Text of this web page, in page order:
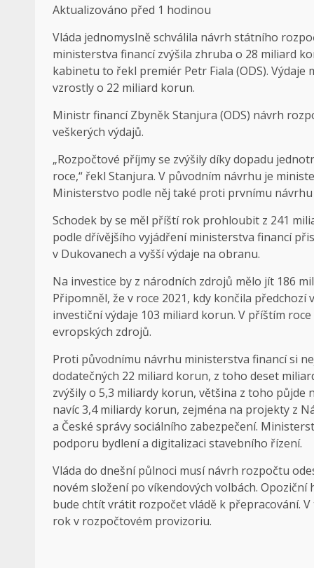
Aktualizováno před 1 hodinou
Vláda jednomyslně schválila návrh státního
ministerstva financí zvýšila zhruba o 28 miliard
kabinetu to řekl premiér Petr Fiala (ODS).
vzrostly o 22 miliard korun.
Ministr financí Zbyněk Stanjura (ODS) návrh
veškerých výdajů.
„Rozpočtové příjmy se zvýšily díky dopadu
roce,“ řekl Stanjura. V původním návrhu je
Ministerstvo podle něj také proti prvnímu
Schodek by se měl příští rok prohloubit z 241
podle dřívějšího vyjádření ministerstva financí
v Dukovanech a vyšší výdaje na obranu.
Na investice by z národních zdrojů mělo jít 186
Připomněl, že v roce 2021, kdy končila
investiční výdaje 103 miliard korun. V příštím
evropských zdrojů.
Proti původnímu návrhu ministerstva financí si
dodatečných 22 miliard korun, z toho deset
zvýšily o 5,3 miliardy korun, většina z toho půjde
navíc 3,4 miliardy korun, zejména na projekty z
a České správy sociálního zabezpečení.
podporu bydlení a digitalizaci stavebního řízení.
Vláda do dnešní půlnoci musí návrh rozpočtu
novém složení po víkendových volbách.
bude chtít vrátit rozpočet vládě k přepracování.
rok v rozpočtovém provizoriu.